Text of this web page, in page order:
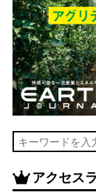
アクセス